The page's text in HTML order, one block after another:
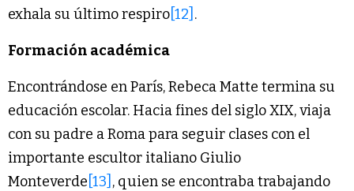
exhala su último respiro [12] .
Formación académica
Encontrándose en París, Rebeca Matte termina su
educación escolar. Hacia fines del siglo XIX, viaja
con su padre a Roma para seguir clases con el
importante escultor italiano Giulio
Monteverde [13] , quien se encontraba trabajando